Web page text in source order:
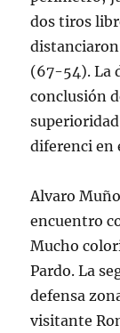
dos tiros
(67-54). La
conclusión
diferenci en
Alvaro
encuentro
Mucho
Pardo. La
defensa
visitante